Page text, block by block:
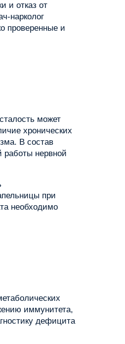
и отказ от
нарколог
проверенные и
может
хронических
В состав
работы нервной
при
необходимо
иммунитета,
дефицита